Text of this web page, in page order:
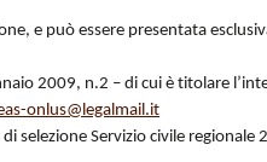
e può essere presentata
2009, n.2 – di cui è titolare
onlus@legalmail.it
selezione Servizio civile regionale